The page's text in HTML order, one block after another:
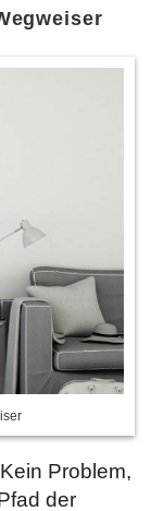
Problem,
der